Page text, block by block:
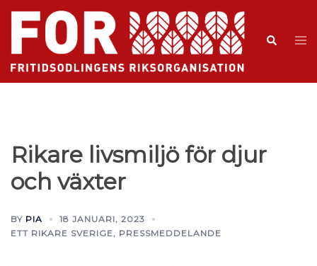
Rikare livsmiljö för djur
och växter
BY PIA
18 JANUARI, 2023
ETT RIKARE SVERIGE, PRESSMEDDELANDE